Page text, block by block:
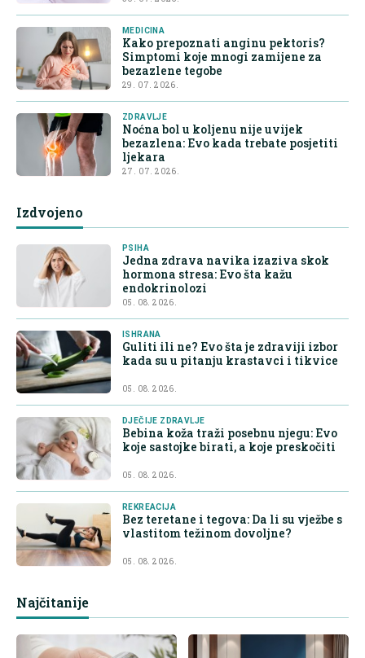
MEDICINA
Kako prepoznati anginu pektoris?
Simptomi koje mnogi zamijene za
bezazlene tegobe
29. 07. 2026.
ZDRAVLJE
Noćna bol u koljenu nije uvijek
bezazlena: Evo kada trebate posjetiti
ljekara
27. 07. 2026.
Izdvojeno
PSIHA
Jedna zdrava navika izaziva skok
hormona stresa: Evo šta kažu
endokrinolozi
05. 08. 2026.
ISHRANA
Guliti ili ne? Evo šta je zdraviji izbor
kada su u pitanju krastavci i tikvice
05. 08. 2026.
DJEČIJE ZDRAVLJE
Bebina koža traži posebnu njegu: Evo
koje sastojke birati, a koje preskočiti
05. 08. 2026.
REKREACIJA
Bez teretane i tegova: Da li su vježbe s
vlastitom težinom dovoljne?
05. 08. 2026.
Najčitanije